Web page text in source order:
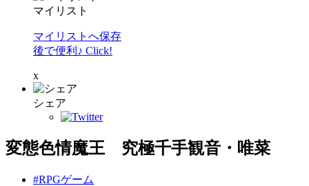
マイリスト
マイリストへ保存
後で便利♪ Click!
x
シェア
変態色情魔王 究極千手観音・唯菜
#RPGゲーム